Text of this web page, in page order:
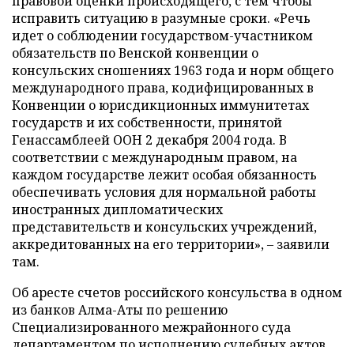
исправить ситуацию в разумные сроки. «Речь
идет о соблюдении государством-участником
обязательств по Венской конвенции о
консульских сношениях 1963 года и норм общего
международного права, кодифицированных в
Конвенции о юрисдикционных иммунитетах
государств и их собственности, принятой
Генассамблеей ООН 2 декабря 2004 года. В
соответствии с международным правом, на
каждом государстве лежит особая обязанность
обеспечивать условия для нормальной работы
иностранных дипломатических
представительств и консульских учреждений,
аккредитованных на его территории», – заявили
там.
Об аресте счетов российского консульства в одном
из банков Алма-Аты по решению
Специализированного межрайонного суда